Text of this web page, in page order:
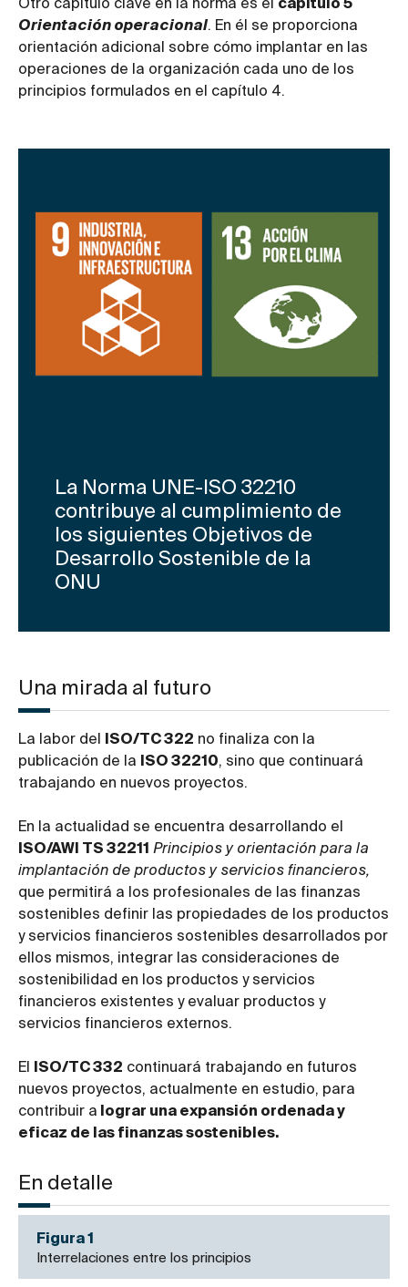
Otro capítulo clave en la norma es el capítulo 5
Orientación operacional. En él se proporciona
orientación adicional sobre cómo implantar en las
operaciones de la organización cada uno de los
principios formulados en el capítulo 4.
La Norma UNE-ISO 32210
contribuye al cumplimiento de
los siguientes Objetivos de
Desarrollo Sostenible de la
ONU
Una mirada al futuro
La labor del ISO/TC 322 no finaliza con la
publicación de la ISO 32210, sino que continuará
trabajando en nuevos proyectos.
En la actualidad se encuentra desarrollando el
ISO/AWI TS 32211 Principios y orientación para la
implantación de productos y servicios financieros,
que permitirá a los profesionales de las finanzas
sostenibles definir las propiedades de los productos
y servicios financieros sostenibles desarrollados por
ellos mismos, integrar las consideraciones de
sostenibilidad en los productos y servicios
financieros existentes y evaluar productos y
servicios financieros externos.
El ISO/TC 332 continuará trabajando en futuros
nuevos proyectos, actualmente en estudio, para
contribuir a lograr una expansión ordenada y
eficaz de las finanzas sostenibles.
En detalle
Figura 1
Interrelaciones entre los principios